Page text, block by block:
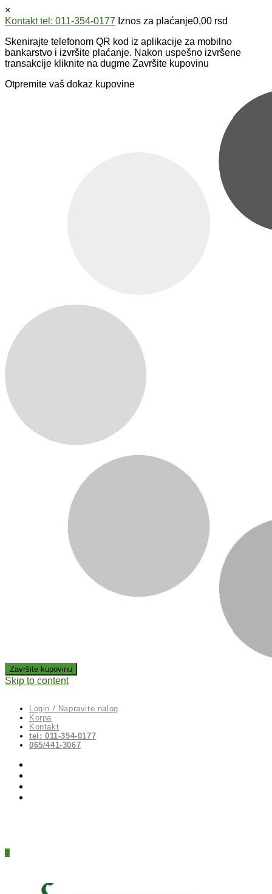
×
Kontakt tel: 011-354-0177 Iznos za plaćanje0,00 rsd
Skenirajte telefonom QR kod iz aplikacije za mobilno
bankarstvo i izvršite plaćanje. Nakon uspešno izvršene
transakcije kliknite na dugme Završite kupovinu
Otpremite vaš dokaz kupovine
Skip to content
Login / Napravite nalog
Korpa
Kontakt
tel: 011-354-0177
065/441-3067
0